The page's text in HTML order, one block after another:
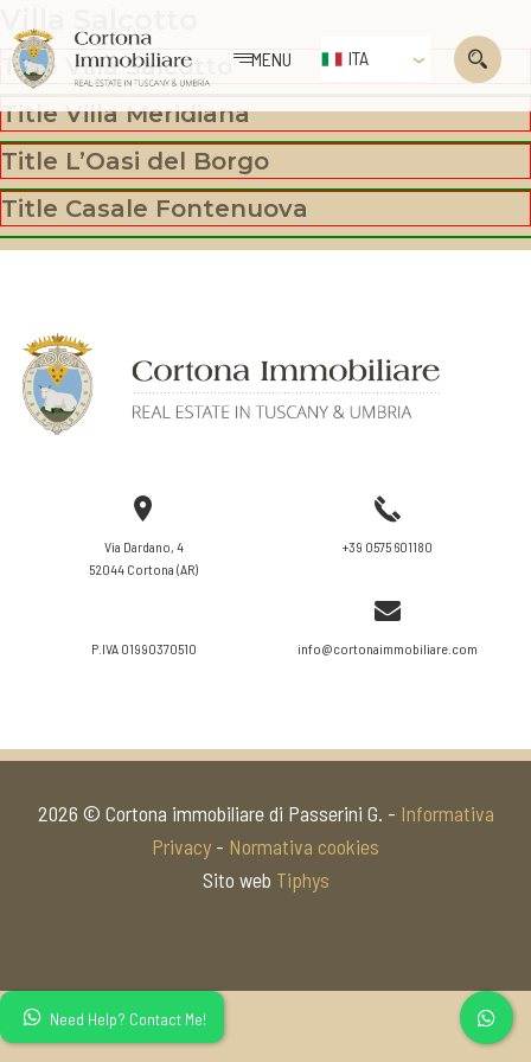
MENU ITA
Villa Salcotto
Title Villa Salcotto
Title Villa Meridiana
Title L’Oasi del Borgo
Title Casale Fontenuova
Via Dardano, 4
52044 Cortona (AR)
+39 0575 601180
P.IVA 01990370510 info@cortonaimmobiliare.com
2026 © Cortona immobiliare di Passerini G. - Informativa
Privacy - Normativa cookies
Sito web Tiphys
Need Help? Contact Me!